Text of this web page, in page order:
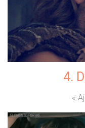
4.
«